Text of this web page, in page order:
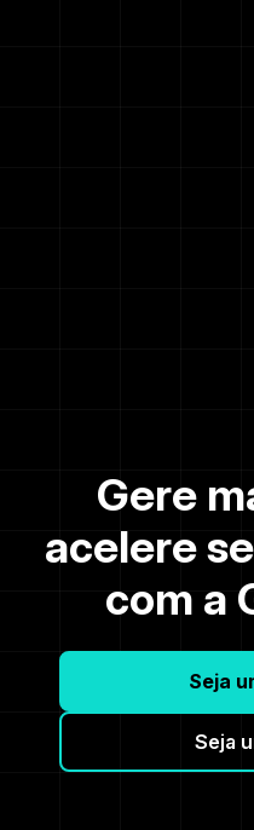
Gere
acelere
com a
Seja
Seja